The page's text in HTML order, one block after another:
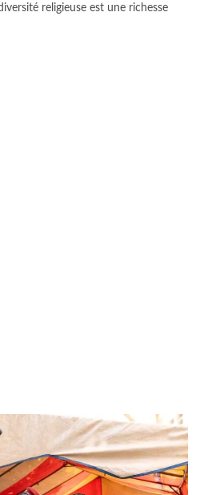
religieuse est une richesse